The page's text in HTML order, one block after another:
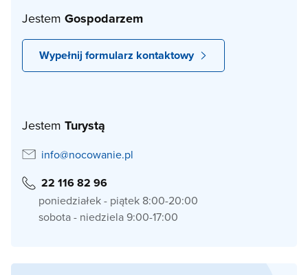
Jestem Gospodarzem
Wypełnij formularz kontaktowy
Jestem Turystą
info@nocowanie.pl
22 116 82 96
poniedziałek - piątek 8:00-20:00
sobota - niedziela 9:00-17:00